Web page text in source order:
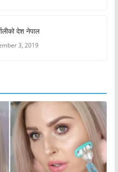
देश नेपाल
3, 2019